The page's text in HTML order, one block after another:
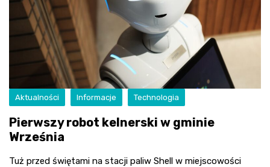
Aktualności Informacje Technologia
Pierwszy robot kelnerski w gminie
Września
Tuż przed świętami na stacji paliw Shell w miejscowości